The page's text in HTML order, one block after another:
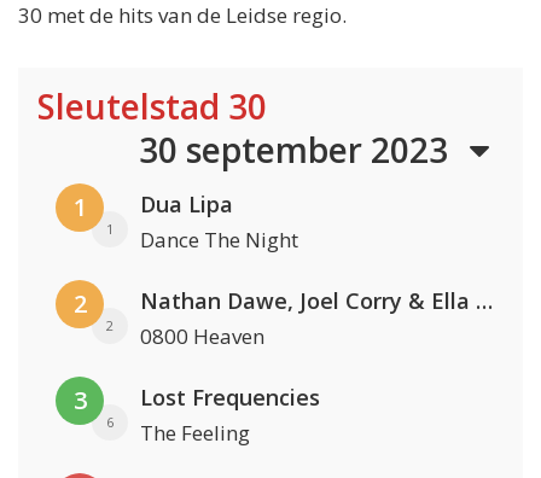
30 met de hits van de Leidse regio.
Sleutelstad 30
30 september 2023
1
1
Dua Lipa
Dance The Night
2
2
Nathan Dawe, Joel Corry & Ella Henderson
0800 Heaven
3
6
Lost Frequencies
The Feeling